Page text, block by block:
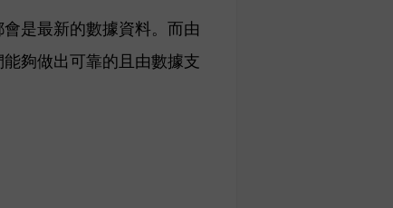
是最新的數據資料。而由
夠做出可靠的且由數據支